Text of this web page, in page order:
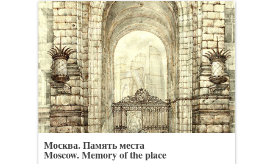
Москва. Память места
Moscow. Memory of the place